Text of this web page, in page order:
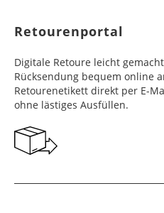
Retourenportal
Digitale Retoure leicht
Rücksendung bequem online
Retourenetikett direkt per E-
ohne lästiges Ausfüllen.